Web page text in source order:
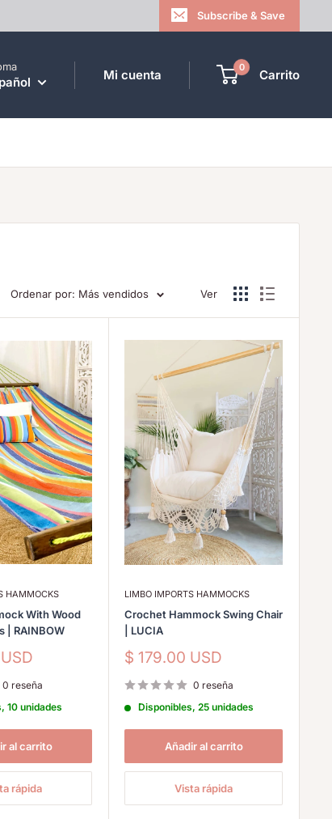
Subscribe & Save
Mi cuenta 0 Carrito
Ordenar por: Más vendidos Ver
HAMMOCKS
With Wood
| RAINBOW
0 reseña
10 unidades
al carrito
rápida
LIMBO IMPORTS HAMMOCKS
Crochet Hammock Swing Chair
| LUCIA
Precio
venta
$ 179.00 USD
0 reseña
Disponibles, 25 unidades
Añadir al carrito
Vista rápida